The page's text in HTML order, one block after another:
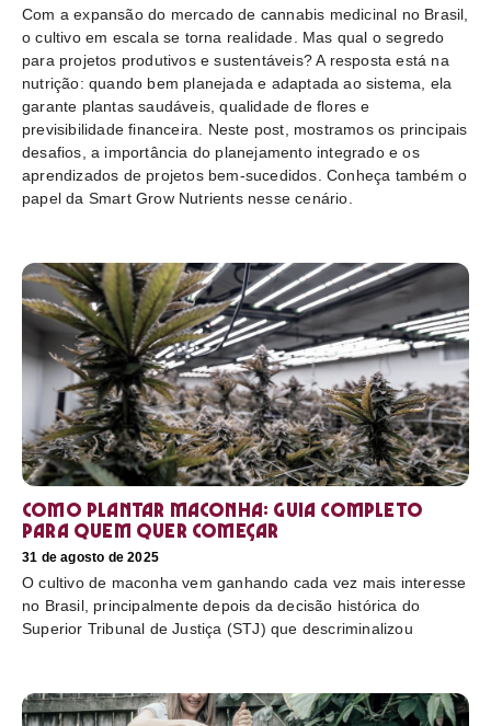
Com a expansão do mercado de cannabis medicinal no Brasil,
o cultivo em escala se torna realidade. Mas qual o segredo
para projetos produtivos e sustentáveis? A resposta está na
nutrição: quando bem planejada e adaptada ao sistema, ela
garante plantas saudáveis, qualidade de flores e
previsibilidade financeira. Neste post, mostramos os principais
desafios, a importância do planejamento integrado e os
aprendizados de projetos bem-sucedidos. Conheça também o
papel da Smart Grow Nutrients nesse cenário.
Como plantar maconha: guia completo
para quem quer começar
31 de agosto de 2025
O cultivo de maconha vem ganhando cada vez mais interesse
no Brasil, principalmente depois da decisão histórica do
Superior Tribunal de Justiça (STJ) que descriminalizou